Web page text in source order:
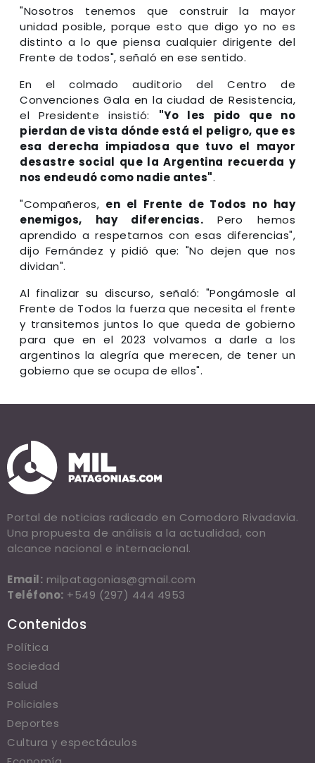
"Nosotros tenemos que construir la mayor
unidad posible, porque esto que digo yo no es
distinto a lo que piensa cualquier dirigente del
Frente de todos", señaló en ese sentido.
En el colmado auditorio del Centro de
Convenciones Gala en la ciudad de Resistencia,
el Presidente insistió: "Yo les pido que no
pierdan de vista dónde está el peligro, que es
esa derecha impiadosa que tuvo el mayor
desastre social que la Argentina recuerda y
nos endeudó como nadie antes".
"Compañeros, en el Frente de Todos no hay
enemigos, hay diferencias. Pero hemos
aprendido a respetarnos con esas diferencias",
dijo Fernández y pidió que: "No dejen que nos
dividan".
Al finalizar su discurso, señaló: "Pongámosle al
Frente de Todos la fuerza que necesita el frente
y transitemos juntos lo que queda de gobierno
para que en el 2023 volvamos a darle a los
argentinos la alegría que merecen, de tener un
gobierno que se ocupa de ellos".
Portal de noticias radicado en Comodoro Rivadavia.
Una propuesta de análisis a la actualidad, con
alcance nacional e internacional.
Email: milpatagonias@gmail.com
Teléfono: +549 (297) 444 4953
Contenidos
Política
Sociedad
Salud
Policiales
Deportes
Cultura y espectáculos